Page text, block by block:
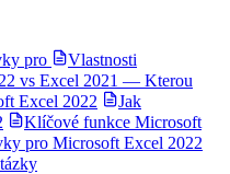
pro
Vlastnosti
vs Excel 2021 — Kterou
Excel 2022
Jak
Klíčové funkce Microsoft
pro Microsoft Excel 2022